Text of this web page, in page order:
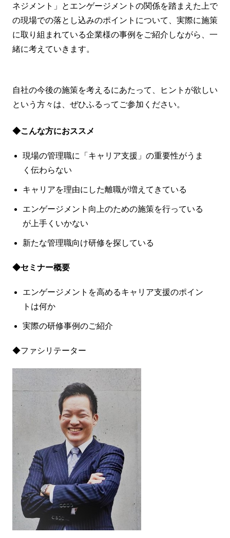
ネジメント」とエンゲージメントの関係を踏まえた上で
の現場での落とし込みのポイントについて、実際に施策
に取り組まれている企業様の事例をご紹介しながら、一
緒に考えていきます。
自社の今後の施策を考えるにあたって、ヒントが欲しい
という方々は、ぜひふるってご参加ください。
◆こんな方におススメ
現場の管理職に「キャリア支援」の重要性がうま
く伝わらない
キャリアを理由にした離職が増えてきている
エンゲージメント向上のための施策を行っている
が上手くいかない
新たな管理職向け研修を探している
◆セミナー概要
エンゲージメントを高めるキャリア支援のポイン
トは何か
実際の研修事例のご紹介
◆ファシリテーター